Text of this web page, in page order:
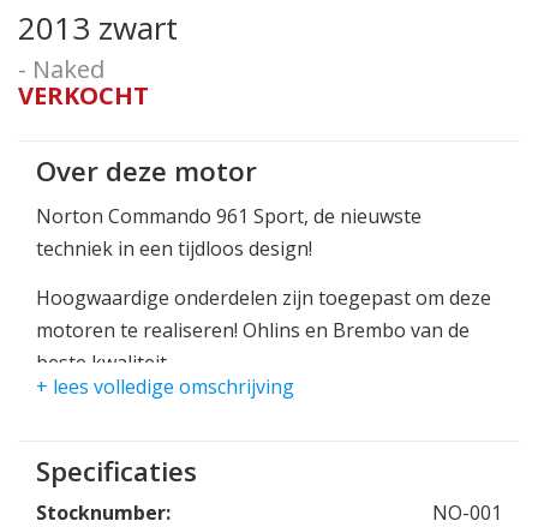
2013 zwart
- Naked
VERKOCHT
Over deze motor
Norton Commando 961 Sport, de nieuwste
techniek in een tijdloos design!
Hoogwaardige onderdelen zijn toegepast om deze
motoren te realiseren! Ohlins en Brembo van de
beste kwaliteit.
Voor heerlijk rijden, ofwel als museum stuk.
Deze motorfiets is zeer zeker een bezichtiging
+ lees volledige omschrijving
Specificaties
Stocknumber:
NO-001